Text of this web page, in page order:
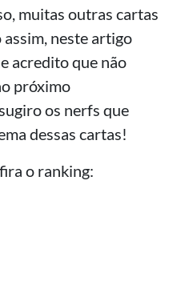
muitas outras cartas
neste artigo
acredito que não
próximo
os nerfs que
dessas cartas!
o ranking: